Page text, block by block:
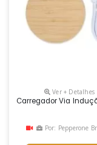
Ver + Detalhes
Carregador Via
Por: Pepperone